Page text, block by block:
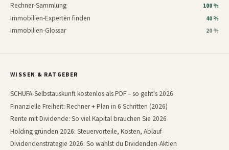
Rechner-Sammlung 100 %
Immobilien-Experten finden 40 %
Immobilien-Glossar 20 %
WISSEN & RATGEBER
SCHUFA-Selbstauskunft kostenlos als PDF – so geht's 2026
Finanzielle Freiheit: Rechner + Plan in 6 Schritten (2026)
Rente mit Dividende: So viel Kapital brauchen Sie 2026
Holding gründen 2026: Steuervorteile, Kosten, Ablauf
Dividendenstrategie 2026: So wählst du Dividenden-Aktien